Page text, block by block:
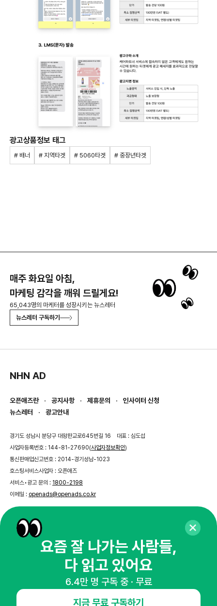
광고상품정보 태그
# 배너 # 지역타겟 # 5060타겟 # 중장년타겟
매주 화요일 아침,
마케팅 감각을 깨워 드릴게요!
65,043명의 마케터를 성장시키는 뉴스레터
뉴스레터 구독하기
NHN AD
오픈애즈란 공지사항 제휴문의
인사이터 신청
뉴스레터
광고안내
경기도 성남시 분당구 대왕판교로645번길 16
대표 : 심도섭
사업자등록번호 : 144-81-27690(사업자정보확인)
통신판매업신고번호 : 2014-경기성남-1023
호스팅서비스사업자 : 오픈애즈
서비스•광고 문의 : 1800-2198
이메일 : openads@openads.co.kr
이용약관개인정보처리방침
threadkakaotalk
© NHN AD. All rights reserved.
요즘 잘 나가는 사람들,
다 읽고 있어요
6.4만 명 구독 중 · 무료
지금 무료 구독하기